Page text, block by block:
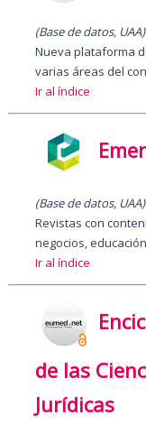
(Base de datos, UAA)
Nueva plataforma
varias áreas del
Ir al índice
(Base de datos, UAA)
Revistas con
negocios,
Ir al índice
de las
Jurídicas